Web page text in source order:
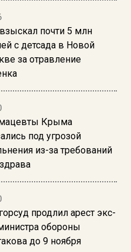
почти 5 млн
с детсада в Новой
за отравление
Крыма
под угрозой
из-за требований
продлил арест экс-
обороны
до 9 ноября